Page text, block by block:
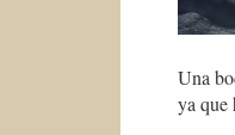
Una
ya que